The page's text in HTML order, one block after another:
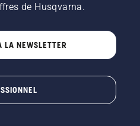
de Husqvarna.
LA NEWSLETTER